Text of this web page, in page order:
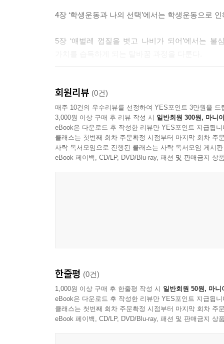
4장 ‘학생운동과 나의 선택’에서는 학생운동으로
5장 ‘애벌레 껍질을 벗고 나비가 되어’에서는
7장 ‘대학에서 깨달은 여성의 정체성’에서는 80
모습 사이의 긴장을 발견할 수 있다.
부록에는 2003년 10명의 편집위원이 나눈 80년대
회원리뷰 (0건)
매주 10건의 우수리뷰를 선정하여 YES포인트 3만원을 드
3,000원 이상 구매 후 리뷰 작성 시 일반회원 300원, 마니
eBook은 다운로드 후 작성한 리뷰만 YES포인트 지급됩니
클래스는 첫번째 회차 주문확정 시점부터 마지막 회차 주
사락 독서모임으로 진행된 클래스는 사락 독서모임 게시
eBook 페이백, CD/LP, DVD/Blu-ray, 패션 및 판매금지 상
한줄평 (0건)
1,000원 이상 구매 후 한줄평 작성 시 일반회원 50원, 마니
eBook은 다운로드 후 작성한 리뷰만 YES포인트 지급됩니
클래스는 첫번째 회차 주문확정 시점부터 마지막 회차 주
eBook 페이백, CD/LP, DVD/Blu-ray, 패션 및 판매금지 상